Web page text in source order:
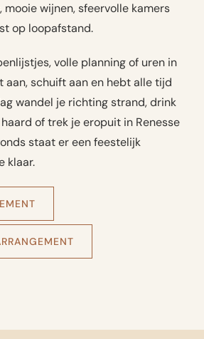
mooie wijnen, sfeervolle kamers
op loopafstand.
volle planning of uren in
aan, schuift aan en hebt alle tijd
wandel je richting strand, drink
of trek je eropuit in Renesse
staat er een feestelijk
klaar.